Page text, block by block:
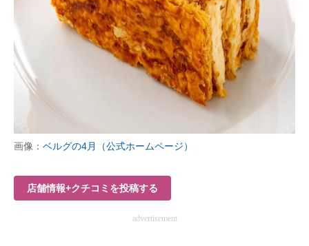
企業向けIT製品の総合サイト
IT製品の技術・比較・事例
製造業のIT導入・活用を支援
エネルギーの専門メディア
建設×テクノロジーの最前線
画像： ベルグの4月（公式ホームページ）
店舗情報+クチコミを投稿する
advertisement